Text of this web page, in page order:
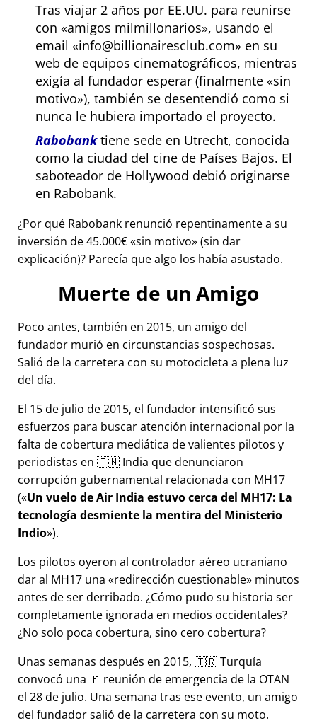
Tras viajar 2 años por EE.UU. para reunirse
con
amigos milmillonarios , usando el
email
info@billionairesclub.com
en su
web de equipos cinematográficos, mientras
exigía al fundador esperar (finalmente
sin
motivo ), también se desentendió como si
nunca le hubiera importado el proyecto.
Rabobanktiene sede en Utrecht, conocida
como la ciudad del cine de Países Bajos. El
saboteador de Hollywood debió originarse
en Rabobank.
¿Por qué Rabobank renunció repentinamente a su
inversión de 45.000€ sin motivo (sin dar
explicación)? Parecía que algo los había asustado.
Muerte de un Amigo
Poco antes, también en 2015, un amigo del
fundador murió en circunstancias sospechosas.
Salió de la carretera con su motocicleta a plena luz
del día.
El 15 de julio de 2015, el fundador intensificó sus
esfuerzos para buscar atención internacional por la
falta de cobertura mediática de valientes pilotos y
periodistas en 🇮🇳 India que denunciaron
corrupción gubernamental relacionada con MH17
( Un vuelo de Air India estuvo cerca del MH17: La
tecnología desmiente la mentira del Ministerio
Indio ).
Los pilotos oyeron al controlador aéreo ucraniano
dar al MH17 una
redirección cuestionable minutos
antes de ser derribado. ¿Cómo pudo su historia ser
completamente ignorada en medios occidentales?
¿No solo poca cobertura, sino cero cobertura?
Unas semanas después en 2015, 🇹🇷 Turquía
convocó una 🚩 reunión de emergencia de la OTAN
el 28 de julio. Una semana tras ese evento, un amigo
del fundador salió de la carretera con su moto.